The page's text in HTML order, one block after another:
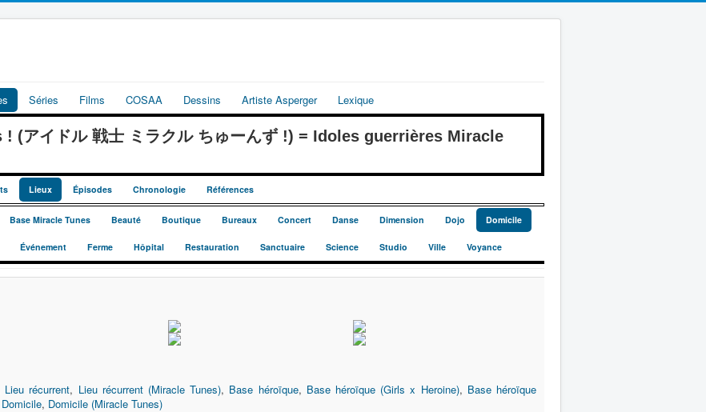
Séries Films COSAA Dessins Artiste Asperger Lexique
(アイドル 戦士 ミラクル ちゅーんず !) = Idoles guerrières Miracle
Lieux Épisodes Chronologie Références
Base Miracle Tunes Beauté Boutique Bureaux Concert Danse Dimension Dojo Domicile
Événement Ferme Hôpital Restauration Sanctuaire Science Studio Ville Voyance
Lieu récurrent, Lieu récurrent (Miracle Tunes), Base héroïque, Base héroïque (Girls x Heroine), Base héroïque
Domicile, Domicile (Miracle Tunes)